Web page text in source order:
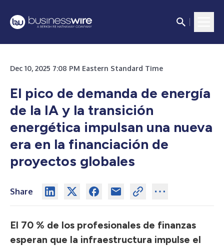
Dec 10, 2025 7:08 PM Eastern Standard Time
El pico de demanda de energía
de la IA y la transición
energética impulsan una nueva
era en la financiación de
proyectos globales
Share
El 70 % de los profesionales de finanzas
esperan que la infraestructura impulse el